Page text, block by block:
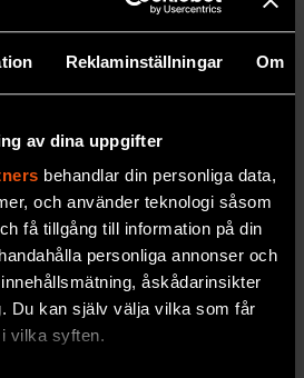
Reklaminställningar Om
av dina uppgifter
behandlar din personliga data,
och använder teknologi såsom
få tillgång till information på din
personliga annonser och
åskådarinsikter
Du kan själv välja vilka som får
vilka syften.
i
Atacamaöknen får